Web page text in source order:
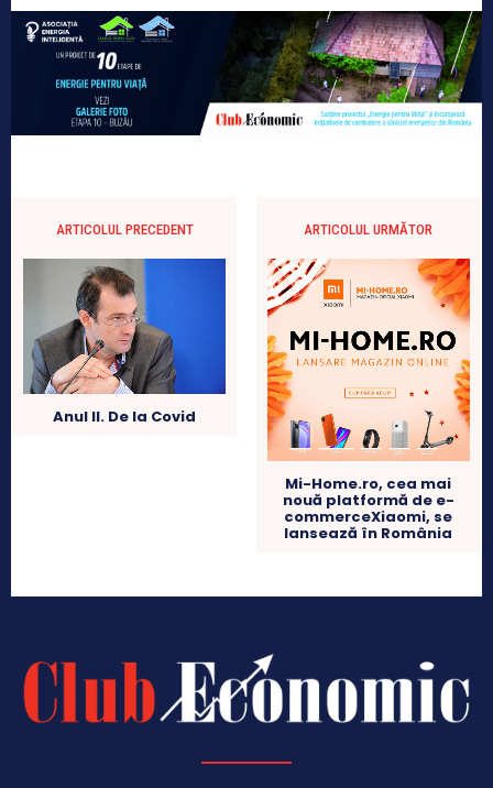
ARTICOLUL PRECEDENT
Anul II. De la Covid
ARTICOLUL URMĂTOR
Mi-Home.ro, cea mai
nouă platformă de e-
commerceXiaomi, se
lansează în România